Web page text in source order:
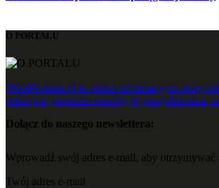
O PORTALU
WoolAvenue.pl to portal informacyjno-
rodzajów, poprzez sposoby jej pozyskiwania,
Dołącz do naszego newslettera:
Wprowadź swój adres e-mail, aby
Twój adres e-mail